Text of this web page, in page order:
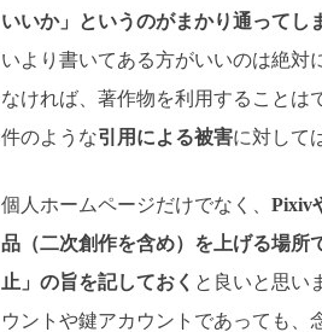
いいか」というのがまかり通ってし
いより書いてある方がいいのは絶対
なければ、著作物を利用することは
件のような引用による被害に対して
個人ホームページだけでなく、 Pixiv
品（二次創作を含め）を上げる場所
止」の旨を記しておく と良いと思い
ウントや鍵アカウントであっても、